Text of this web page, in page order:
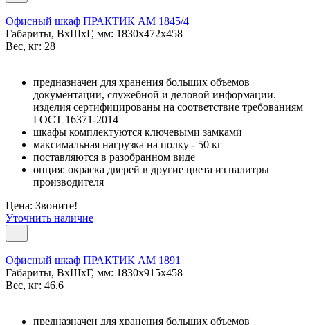
Офисный шкаф ПРАКТИК AM 1845/4
Габариты, ВxШxГ, мм: 1830x472x458
Вес, кг: 28
предназначен для хранения больших объемов
документации, служебной и деловой информации.
изделия сертифицированы на соответствие требованиям
ГОСТ 16371-2014
шкафы комплектуются ключевыми замками
максимальная нагрузка на полку - 50 кг
поставляются в разобранном виде
опция: окраска дверей в другие цвета из палитры
производителя
Цена: Звоните!
Уточнить наличие
Офисный шкаф ПРАКТИК AM 1891
Габариты, ВxШxГ, мм: 1830x915x458
Вес, кг: 46.6
предназначен для хранения больших объемов